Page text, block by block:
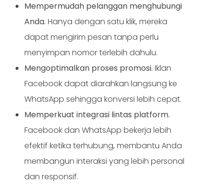
Mempermudah pelanggan menghubungi
Anda. Hanya dengan satu klik, mereka
dapat mengirim pesan tanpa perlu
menyimpan nomor terlebih dahulu.
Mengoptimalkan proses promosi. Iklan
Facebook dapat diarahkan langsung ke
WhatsApp sehingga konversi lebih cepat.
Memperkuat integrasi lintas platform.
Facebook dan WhatsApp bekerja lebih
efektif ketika terhubung, membantu Anda
membangun interaksi yang lebih personal
dan responsif.